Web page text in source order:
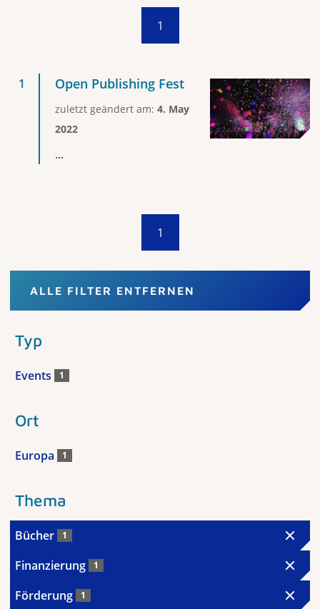
1
Open Publishing Fest
zuletzt geändert am: 4. May
2022
...
1
ALLE FILTER ENTFERNEN
Typ
Events 1
Ort
Europa 1
Thema
Bücher 1
Finanzierung 1
Förderung 1